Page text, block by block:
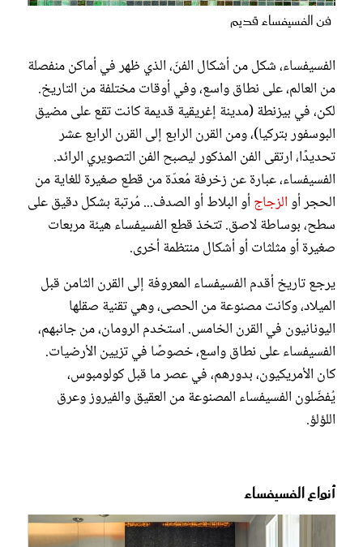
فن الفسيفساء قديم
الفسيفساء، شكل من أشكال الفنّ، الذي ظهر في أماكن منفصلة
من العالم، على نطاق واسع، وفي أوقات مختلفة من التاريخ.
لكن، في بيزنطة (مدينة إغريقية قديمة كانت تقع على مضيق
البوسفور بتركيا)، ومن القرن الرابع إلى القرن الرابع عشر
تحديدًا، ارتقى الفن المذكور ليصبح الفن التصويري الرائد.
الفسيفساء، عبارة عن زخرفة مُعدّة من قطع صغيرة للغاية من
الحجر أوالزجاجأو البلاط أو الصدف... مُرتبة بشكل دقيق على
سطح، بوساطة لاصق. تتخذ قطع الفسيفساء هيئة مربعات
صغيرة أو مثلثات أو أشكال منتظمة أخرى.
يرجع تاريخ أقدم الفسيفساء المعروفة إلى القرن الثامن قبل
الميلاد، وكانت مصنوعة من الحصى، وهي تقنية صقلها
اليونانيون في القرن الخامس. استخدم الرومان، من جانبهم،
الفسيفساء على نطاق واسع، خصوصًا في تزيين الأرضيات.
كان الأمريكيون، بدورهم، في عصر ما قبل كولومبوس،
يُفضّلون الفسيفساء المصنوعة من العقيق والفيروز وعرق
اللؤلؤ.
أنواع الفسيفساء